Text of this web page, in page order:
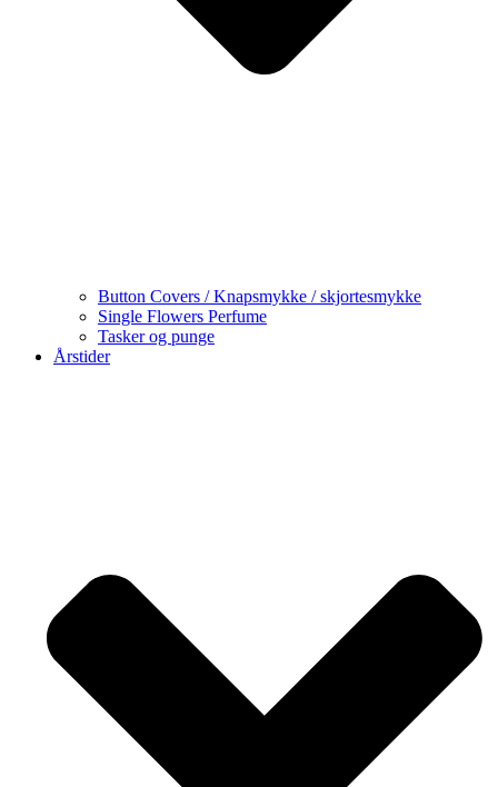
Button Covers / Knapsmykke / skjortesmykke
Single Flowers Perfume
Tasker og punge
Årstider